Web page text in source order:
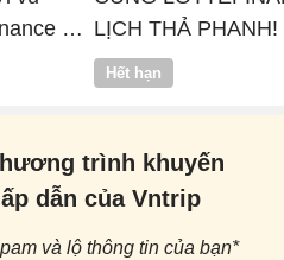
x
LỊCH THẢ PHANH!
Hết hạn
trình khuyến
dẫn của Vntrip
và lộ thông tin của bạn*